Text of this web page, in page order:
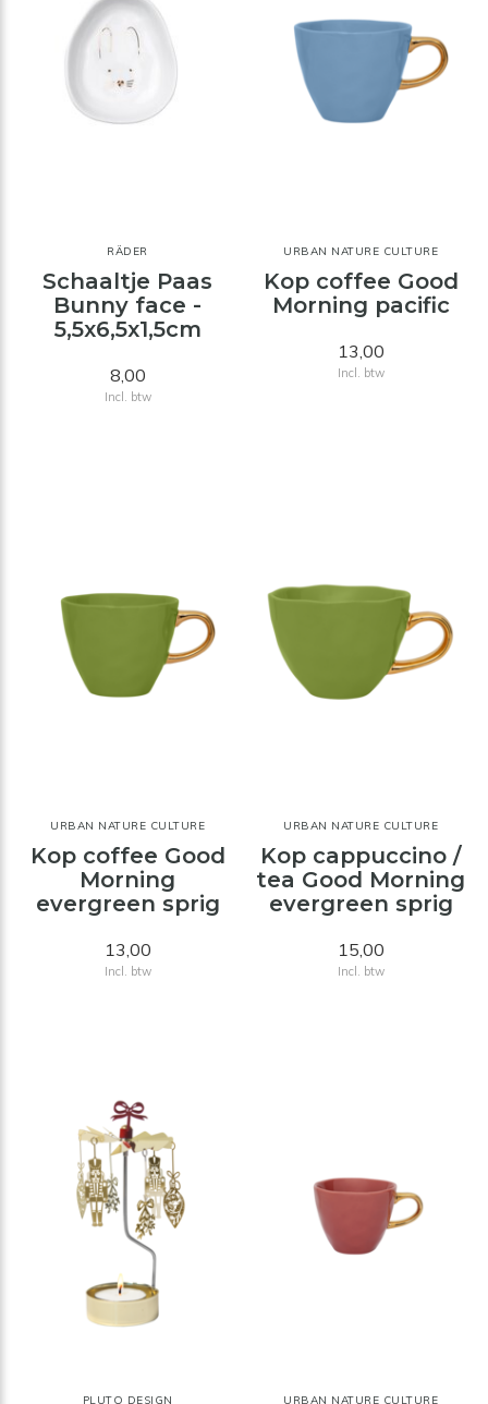
RÄDER
Schaaltje Paas
Bunny face -
5,5x6,5x1,5cm
8,00
Incl. btw
URBAN NATURE CULTURE
Kop coffee Good
Morning pacific
13,00
Incl. btw
URBAN NATURE CULTURE
Kop coffee Good
Morning
evergreen sprig
13,00
Incl. btw
URBAN NATURE CULTURE
Kop cappuccino /
tea Good Morning
evergreen sprig
15,00
Incl. btw
PLUTO DESIGN URBAN NATURE CULTURE